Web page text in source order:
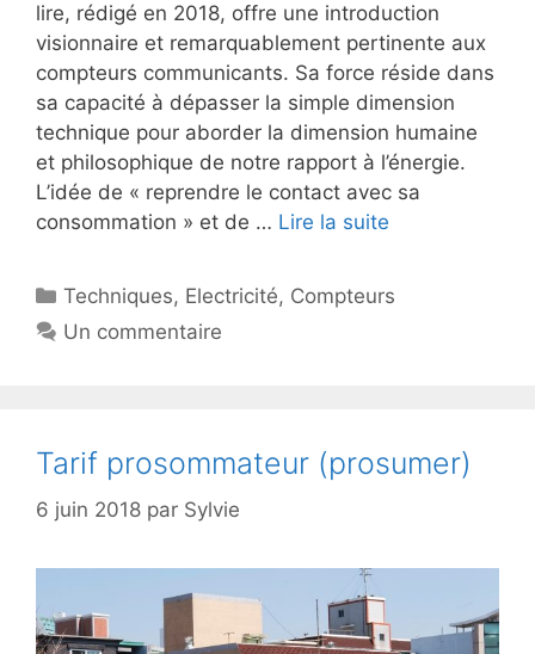
lire, rédigé en 2018, offre une introduction
visionnaire et remarquablement pertinente aux
compteurs communicants. Sa force réside dans
sa capacité à dépasser la simple dimension
technique pour aborder la dimension humaine
et philosophique de notre rapport à l’énergie.
L’idée de « reprendre le contact avec sa
consommation » et de … Lire la suite
Catégories
Techniques, Electricité, Compteurs
Un commentaire
Tarif prosommateur (prosumer)
6 juin 2018 par Sylvie